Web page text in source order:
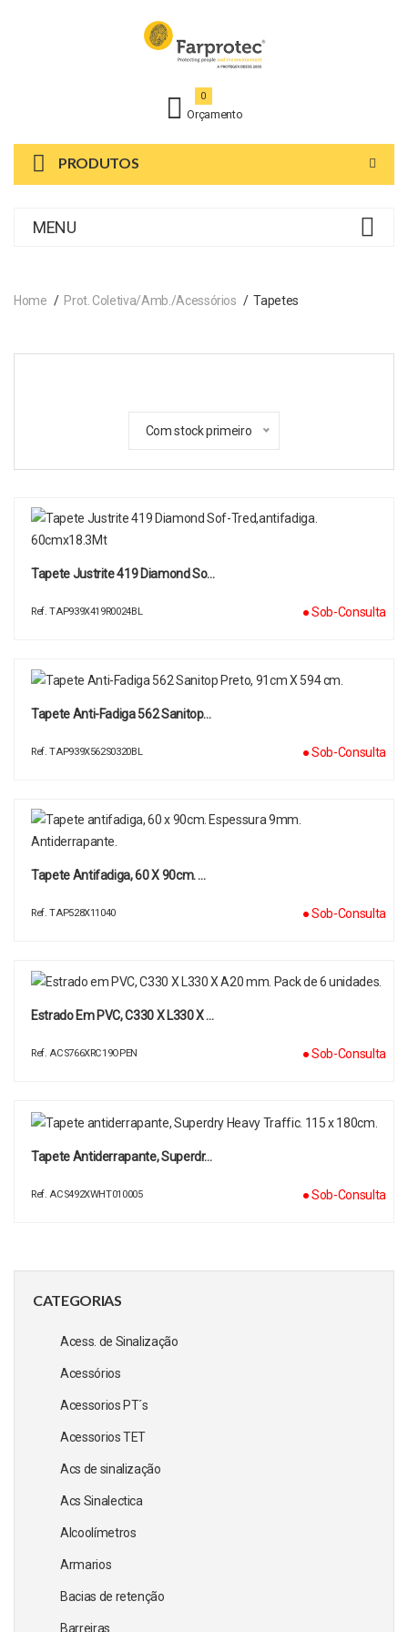
Orçamento
0
PRODUTOS
MENU
Home Prot. Coletiva/Amb./Acessórios Tapetes
CATEGORIAS
Acess. de Sinalização
Acessórios
Acessorios PT´s
Acessorios TET
Acs de sinalização
Acs Sinalectica
Alcoolímetros
Armarios
Bacias de retenção
Barreiras
Com stock primeiro
Tapete Justrite 419 Diamond So…
Ref. TAP939X419R0024BL ● Sob-Consulta
Tapete Anti-Fadiga 562 Sanitop…
Ref. TAP939X562S0320BL ● Sob-Consulta
Tapete Antifadiga, 60 X 90cm. …
Ref. TAP528X11040 ● Sob-Consulta
Estrado Em PVC, C330 X L330 X …
Ref. ACS766XRC19OPEN ● Sob-Consulta
Tapete Antiderrapante, Superdr…
Ref. ACS492XWHT010005 ● Sob-Consulta